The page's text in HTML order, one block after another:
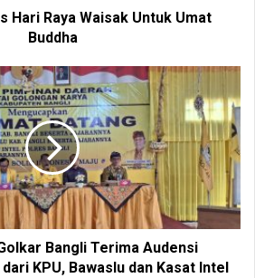
Hari Raya Waisak Untuk Umat
Buddha
Bangli Terima Audensi
KPU, Bawaslu dan Kasat Intel